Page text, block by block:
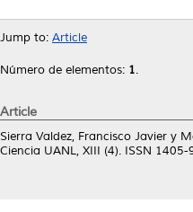
Jump to: Article
Número de elementos: 1.
Article
Sierra Valdez, Francisco Javier y
Ciencia UANL, XIII (4). ISSN 1405-